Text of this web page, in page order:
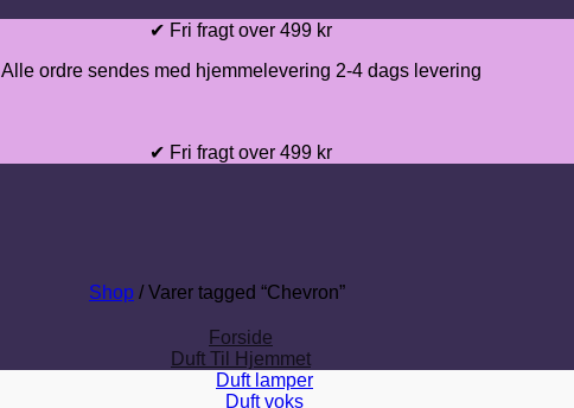
Fortsæt
indhold
✔ Fri fragt over 499 kr
Alle ordre sendes med hjemmelevering 2-4 dags levering
✔ Fri fragt over 499 kr
Forside
Duft Til Hjemmet
Duft lamper
Duft voks
Shop /Varer tagged “Chevron”